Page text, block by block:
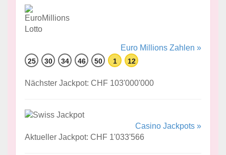
Euro Millions Zahlen »
25 30 34 46 50 1 12
Nächster Jackpot: CHF 103'000'000
Casino Jackpots »
Aktueller Jackpot: CHF 1'033'566